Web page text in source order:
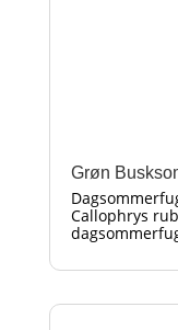
Grøn
Callophrys